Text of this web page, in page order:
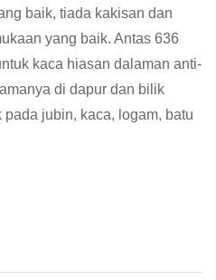
baik, tiada kakisan dan
yang baik. Antas 636
kaca hiasan dalaman anti-
di dapur dan bilik
jubin, kaca, logam, batu